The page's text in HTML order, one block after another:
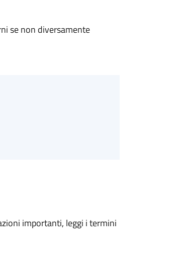
se non diversamente
importanti, leggi i termini